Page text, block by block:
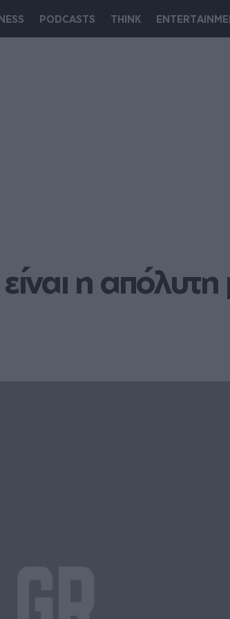
PODCASTS THINK
η